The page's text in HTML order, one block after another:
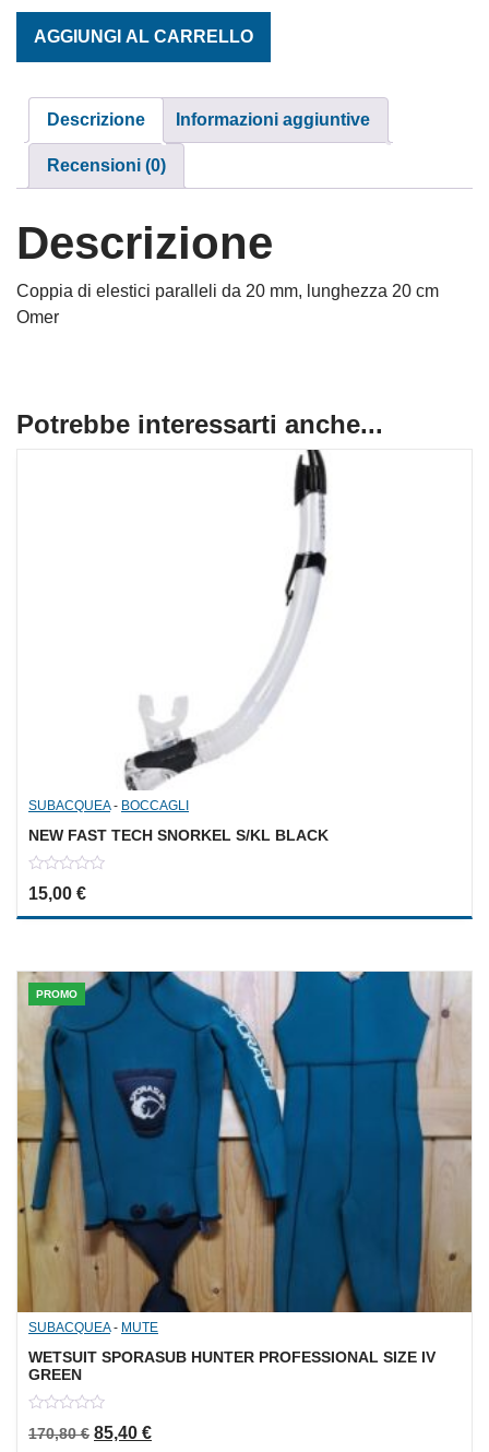
AGGIUNGI AL CARRELLO
Descrizione Informazioni aggiuntive
Recensioni (0)
Descrizione
Coppia di elestici paralleli da 20 mm, lunghezza 20 cm
Omer
Potrebbe interessarti anche...
SUBACQUEA- BOCCAGLI
NEW FAST TECH SNORKEL S/KL BLACK
0
out
15,00 €
PROMO
SUBACQUEA- MUTE
WETSUIT SPORASUB HUNTER PROFESSIONAL SIZE IV
GREEN
out
170,80€ Il prezzo originale era: 170,80 €.
85,40 €Il prezzo attuale è: 85,40 €.